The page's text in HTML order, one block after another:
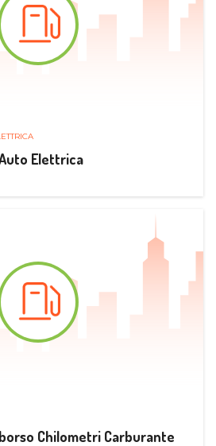
Elettrica
Chilometri Carburante